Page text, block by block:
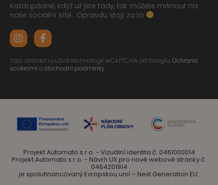
Každopádně, když už jste tady, tak můžete mrknout na
naše sociální sítě. Opravdu stojí za to
Tato stránka využívá technologii reCAPTCHA od Googlu.Ochrana
soukromía obchodní podmínky.
Projekt Automato s.r.o. - Vizuální identita č. 0461000014
Projekt Automato s.r.o. - Návrh UX pro nové webové stránky č.
0464201914
je spolufinancovaný Evropskou unií – Next Generation EU.